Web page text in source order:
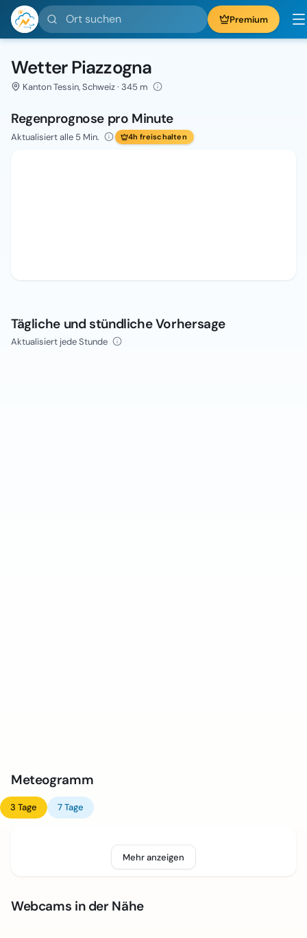
Ort suchen Premium
Wetter Piazzogna
Kanton Tessin, Schweiz · 345 m
Regenprognose pro Minute
Aktualisiert alle 5 Min. 4h freischalten
Tägliche und stündliche Vorhersage
Aktualisiert jede Stunde
Meteogramm
3 Tage 7 Tage
Mehr anzeigen
Webcams in der Nähe